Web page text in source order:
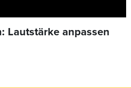
Lautstärke anpassen